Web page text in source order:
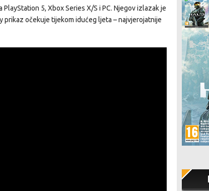
5, Xbox Series X/S i PC. Njegov izlazak je
prikaz očekuje tijekom idućeg ljeta – najvjerojatnije